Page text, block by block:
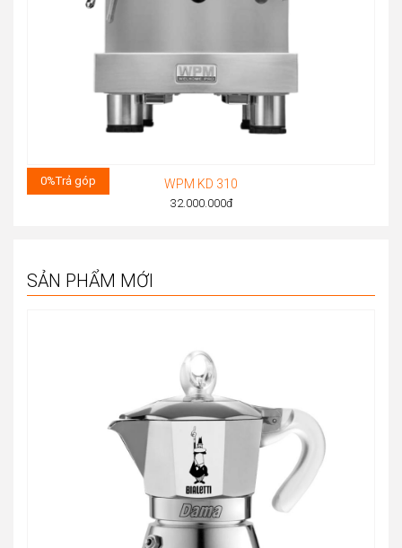
WPM KD 310
32.000.000đ
0%Trả góp
SẢN PHẨM MỚI